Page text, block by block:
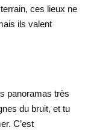
ces lieux ne
ils valent
panoramas très
du bruit, et tu
C’est